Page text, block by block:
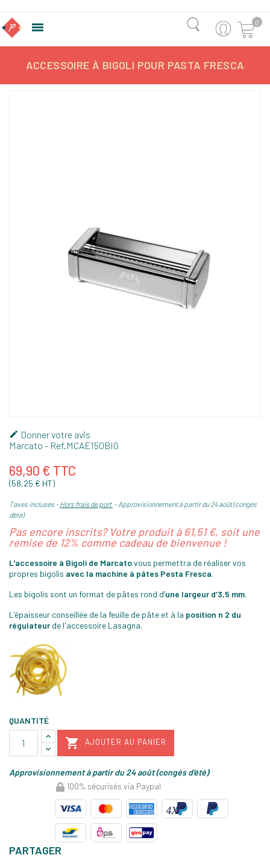
 0
ACCESSOIRE À BIGOLI POUR PASTA FRESCA
 Donner votre avis
Marcato - Ref. MCAE150BIG
69,90 € TTC
(58,25 € HT)
Taxes incluses Hors frais de port
Approvisionnement à partir du 24 août (congés
d'été)
Pas encore inscrits? Votre produit à61,51 €, soit une
remise de 12% comme cadeau de bienvenue !
L'accessoire à Bigoli de Marcatovous permettra de réaliser vos
propres bigolis avec la machine à pâtes Pesta Fresca.
Les bigolis sont un format de pâtes rond d’une largeur d’3,5 mm.
L’épaisseur conseillée de la feuille de pâte et à la position n 2 du
régulateurde l'accessoire Lasagna.
QUANTITÉ
 AJOUTER AU PANIER
Approvisionnement à partir du 24 août (congés d'été)
100% sécurisés via Paypal
PARTAGER